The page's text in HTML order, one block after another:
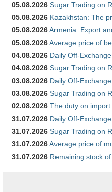
05.08.2026 Sugar Trading on
05.08.2026 Kazakhstan: The
05.08.2026Armenia: Export
05.08.2026Average price of
04.08.2026 Daily Off-
04.08.2026 Sugar Trading on
03.08.2026 Daily Off-
03.08.2026 Sugar Trading on
02.08.2026 The duty on
31.07.2026 Daily Off-
31.07.2026 Sugar Trading on
31.07.2026Average price of
31.07.2026 Remaining stock